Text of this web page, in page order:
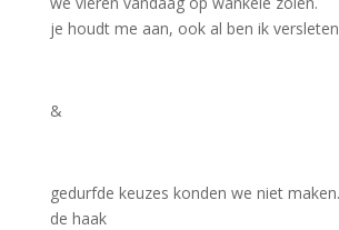
je houdt me aan, ook al ben ik
&
gedurfde keuzes konden we niet
de haak